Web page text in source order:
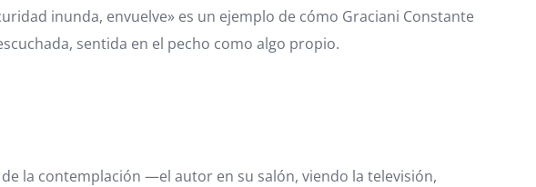
inunda, envuelve» es un ejemplo de cómo Graciani Constante
sentida en el pecho como algo propio.
la contemplación —el autor en su salón, viendo la televisión,